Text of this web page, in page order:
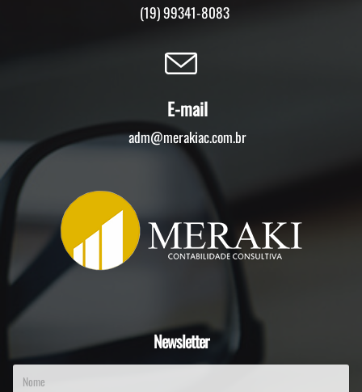
(19) 99341-8083
E-mail
adm@merakiac.com.br
Newsletter